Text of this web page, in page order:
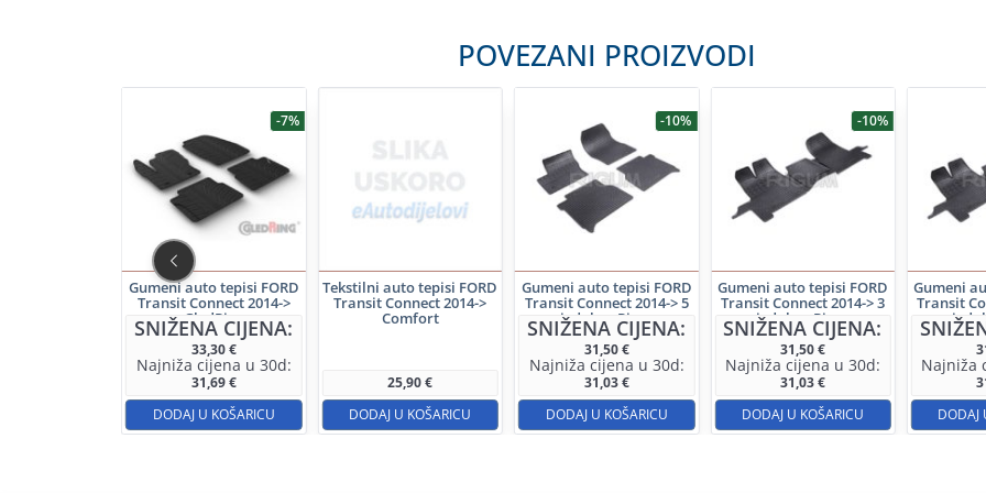
POVEZANI PROIZVODI
-7%
Gumeni auto tepisi FORD
Transit Connect 2014->
GledRing
SNIŽENA CIJENA:
33,30€
Najniža cijena u 30d:
31,69€
DODAJ U KOŠARICU
Tekstilni auto tepisi FORD
Transit Connect 2014->
Comfort
25,90€
DODAJ U KOŠARICU
-10%
Gumeni auto tepisi FORD
Transit Connect 2014-> 5
sjedala – Rigum
SNIŽENA CIJENA:
31,50€
Najniža cijena u 30d:
31,03€
DODAJ U KOŠARICU
-10%
Gumeni auto tepisi FORD
Transit Connect 2014-> 3
sjedala – Rigum
SNIŽENA CIJENA:
31,50€
Najniža cijena u 30d:
31,03€
DODAJ U KOŠARICU
Gumeni
Transit
Najniža
DODAJ